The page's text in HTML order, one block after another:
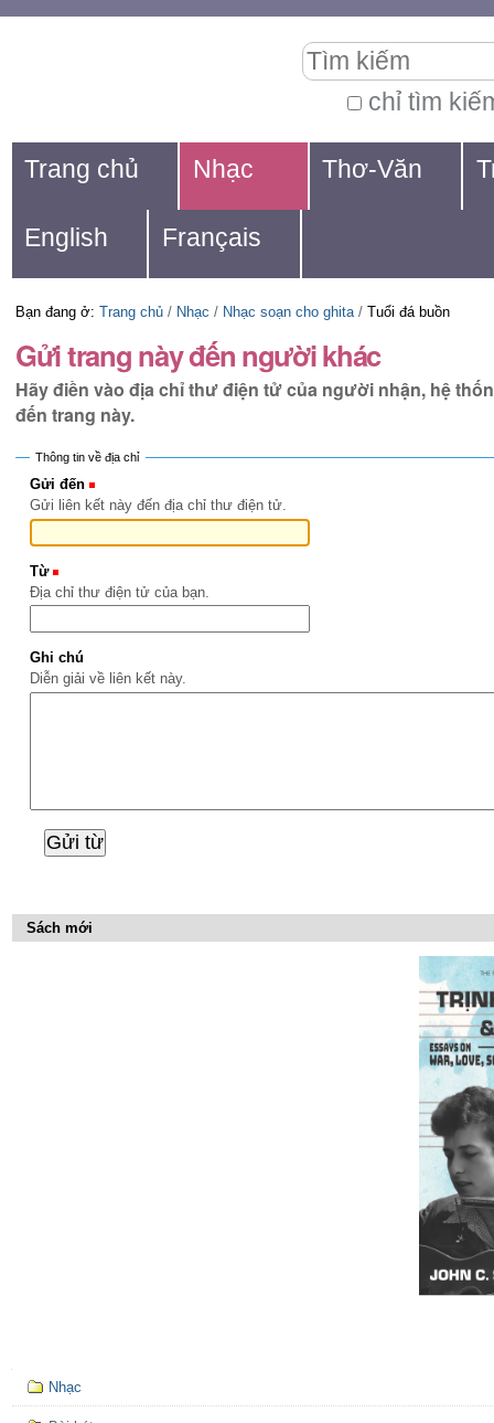
dung.
đến
mục
định
hướng
cá
nhân
chỉ tìm
kiếm
Navigation
Trang chủ Nhạc Thơ-Văn
English Français
Bạn đang ở: Trang chủ / Nhạc / Nhạc soạn cho ghita / Tuổi đá buồn
Gửi trang này đến người khác
Hãy điền vào địa chỉ thư điện tử của người nhận, hệ
đến trang này.
Thông tin về địa chỉ
Gửi đến
Gửi liên kết này đến địa chỉ thư điện tử.
Từ
Địa chỉ thư điện tử của bạn.
Ghi chú
Diễn giải về liên kết này.
Sách mới
Mục
định
hướng
Nhạc